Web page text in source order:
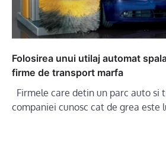
Folosirea unui utilaj automat
firme de transport marfa
Firmele care detin un parc auto si
companiei cunosc cat de grea este